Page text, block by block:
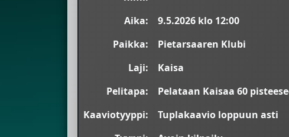
Aika:
9.5.2026 klo 12:00
Paikka:
Pietarsaaren Klubi
Laji:
Kaisa
Pelitapa:
Pelataan Kaisaa 60
Kaaviotyyppi:
Tuplakaavio loppuun asti